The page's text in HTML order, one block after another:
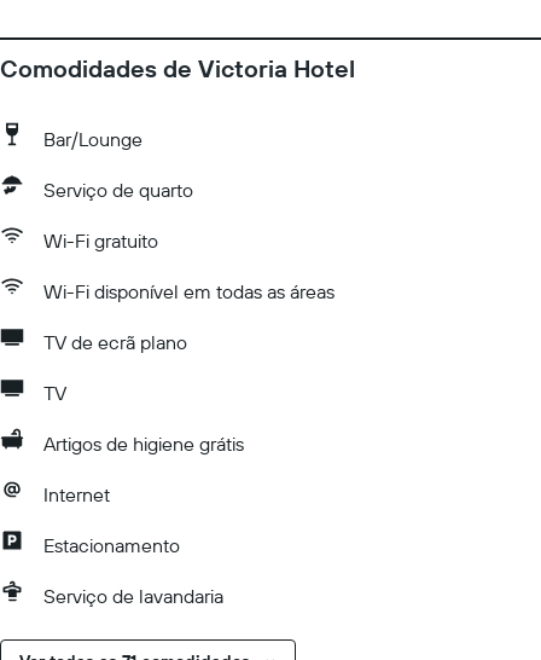
Comodidades de Victoria Hotel
Bar/Lounge
Serviço de quarto
Wi-Fi gratuito
Wi-Fi disponível em todas as áreas
TV de ecrã plano
TV
Artigos de higiene grátis
Internet
Estacionamento
Serviço de lavandaria